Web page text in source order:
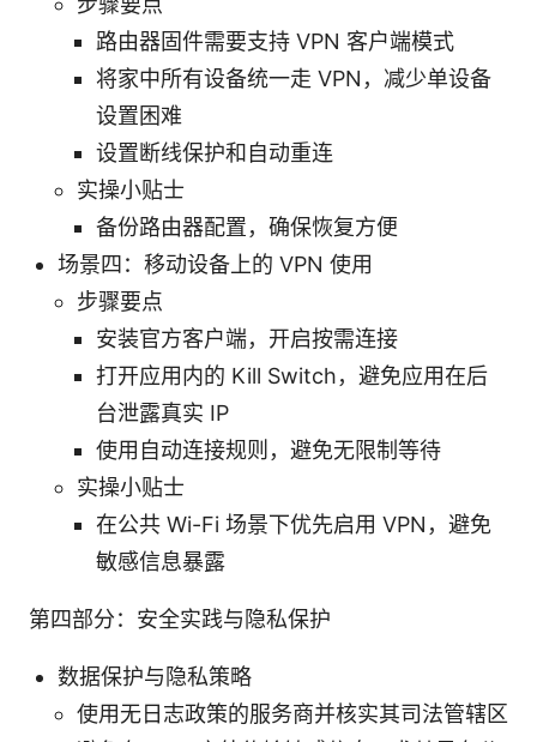
路由器固件需要支持 VPN 客户端模式
将家中所有设备统一走 VPN，减少单设备
设置困难
设置断线保护和自动重连
实操小贴士
备份路由器配置，确保恢复方便
场景四：移动设备上的 VPN 使用
步骤要点
安装官方客户端，开启按需连接
打开应用内的 Kill Switch，避免应用在后
台泄露真实 IP
使用自动连接规则，避免无限制等待
实操小贴士
在公共 Wi-Fi 场景下优先启用 VPN，避免
敏感信息暴露
第四部分：安全实践与隐私保护
数据保护与隐私策略
使用无日志政策的服务商并核实其司法管辖区